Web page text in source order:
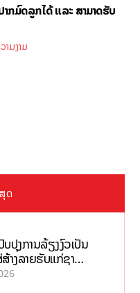
ກມົດລູກໄດ້ ແລະ ສາມາດຮັບ
ມງາມ
ດ
ປຸງການລ້ຽງງົວເປັນ
າງລາຍຮັບແກ່ຊາວ
ນຍົງ